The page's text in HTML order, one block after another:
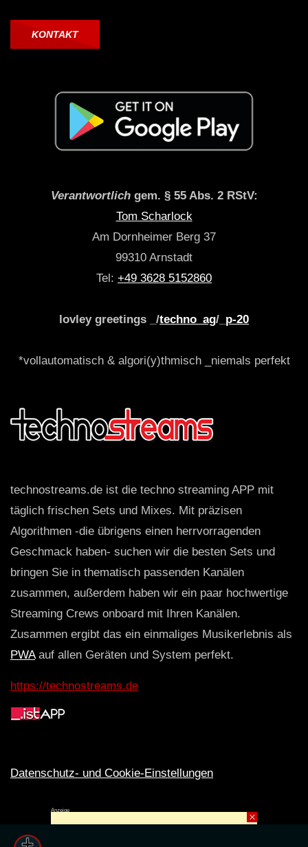
KONTAKT
Verantwortlichgem. § 55 Abs. 2 RStV:
Tom Scharlock
Am Dornheimer Berg 37
99310 Arnstadt
Tel: +49 3628 5152860
lovley greetings _/techno_ag/_ p-20
*vollautomatisch & algori(y)thmisch _niemals perfekt
technostreams.de ist die techno streaming APP mit
täglich frischen Sets und Mixes. Mit präzisen
Algorithmen -die übrigens einen herrvorragenden
Geschmack haben- suchen wir die besten Sets und
bringen Sie in thematisch passenden Kanälen
zusammen, außerdem haben wir ein paar hochwertige
Streaming Crews onboard mit Ihren Kanälen.
Zusammen ergibt das ein einmaliges Musikerlebnis als
PWAauf allen Geräten und System perfekt.
https://technostreams.de
Datenschutz- und Cookie-Einstellungen
Anzeige
×